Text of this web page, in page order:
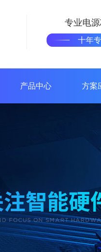
专业电
十年
产品中心 方案